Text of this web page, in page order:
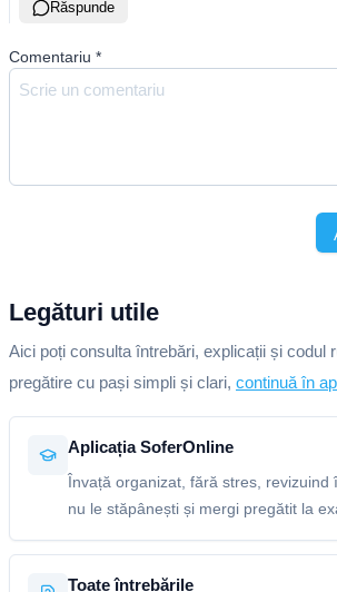
Răspunde
Comentariu *
Legături utile
Aici poți consulta întrebări, explicații și codul
pregătire cu pași simpli și clari, continuă în
Aplicația SoferOnline
Învață organizat, fără stres, revizuind
nu le stăpânești și mergi pregătit la
Toate întrebările